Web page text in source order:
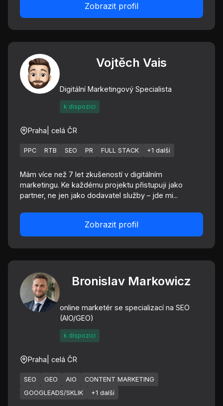
Zobrazit profil
Vojtěch Vais
Digitální Marketingový Specialista
k dispozici
Praha | celá ČR
PPC RTB SEO PR FULL STACK +1 další
Mám více než 7 let zkušeností v digitálním
marketingu. Ke každému projektu přistupuji jako
partner, ne jen jako dodavatel služby – jde mi...
Zobrazit profil
Bronislav Markowicz
online marketér se specializací na SEO
(AIO/GEO)
k dispozici
Praha | celá ČR
SEO GEO AIO
CONTENT MARKETING
GOOGLEADS/SKLIK
+1 další